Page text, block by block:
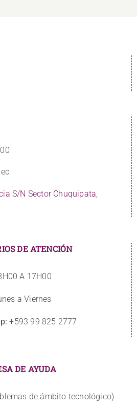
S/N Sector Chuquipata,
DE ATENCIÓN
A 17H00
a Viernes
+593 99 825 2777
DE AYUDA
de ámbito tecnológico)